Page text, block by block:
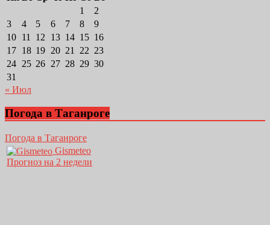
1
2
3
4 5 6 7 8
9
10 11 12 13 14 15 16
17 18 19 20 21 22 23
24 25 26 27 28 29 30
31
« Июл
Погода в Таганроге
Погода в Таганроге
Gismeteo
Прогноз на 2 недели